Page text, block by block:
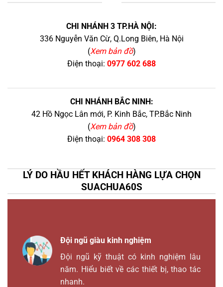
CHI NHÁNH 3 TP.HÀ NỘI:
336 Nguyễn Văn Cừ, Q.Long Biên, Hà Nội
(Xem bản đồ)
Điện thoại: 0977 602 688
CHI NHÁNH BẮC NINH:
42 Hồ Ngọc Lân mới, P. Kinh Bắc, TP.Bắc Ninh
(Xem bản đồ)
Điện thoại: 0964 308 308
LÝ DO HẦU HẾT KHÁCH HÀNG LỰA CHỌN
SUACHUA60S
Đội ngũ giàu kinh nghiệm
Đội ngũ kỹ thuật có kinh nghiệm lâu
năm. Hiểu biết về các thiết bị, thao tác
nhanh.